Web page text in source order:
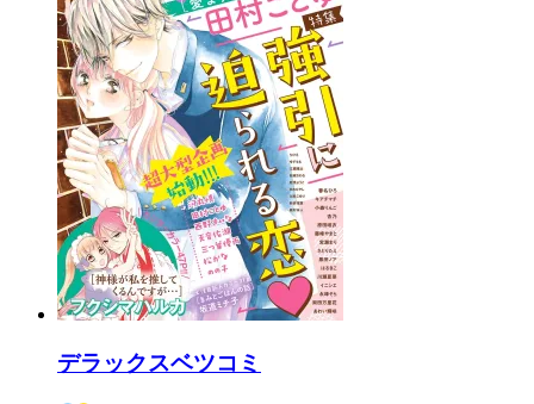
デラックスベツコミ